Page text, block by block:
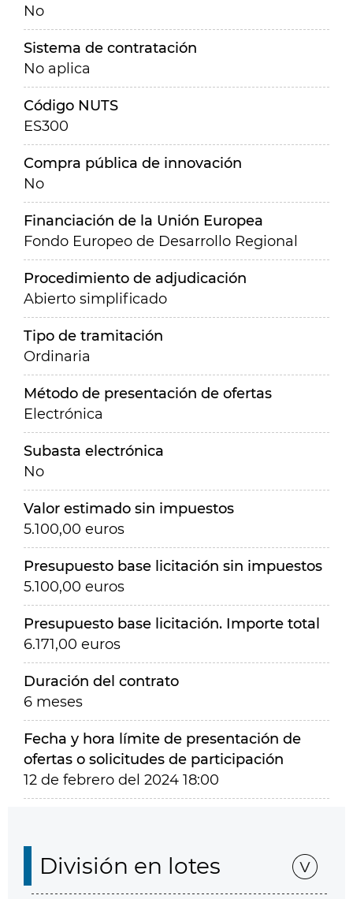
No
Sistema de contratación
No aplica
Código NUTS
ES300
Compra pública de innovación
No
Financiación de la Unión Europea
Fondo Europeo de Desarrollo Regional
Procedimiento de adjudicación
Abierto simplificado
Tipo de tramitación
Ordinaria
Método de presentación de ofertas
Electrónica
Subasta electrónica
No
Valor estimado sin impuestos
5.100,00 euros
Presupuesto base licitación sin impuestos
5.100,00 euros
Presupuesto base licitación. Importe total
6.171,00 euros
Duración del contrato
6 meses
Fecha y hora límite de presentación de
ofertas o solicitudes de participación
12 de febrero del 2024 18:00
División en lotes